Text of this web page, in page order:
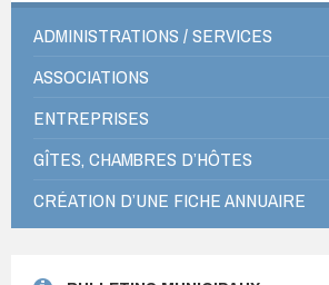
ADMINISTRATIONS / SERVICES
ASSOCIATIONS
ENTREPRISES
GÎTES, CHAMBRES D’HÔTES
CRÉATION D’UNE FICHE ANNUAIRE